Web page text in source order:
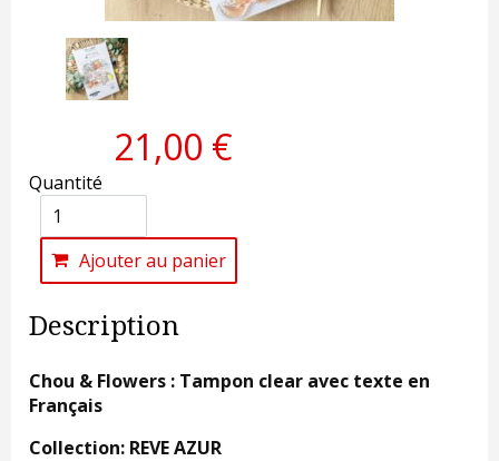
21,00 €
Quantité
Ajouter au panier
Description
Chou & Flowers : Tampon clear avec texte en
Français
Collection: REVE AZUR